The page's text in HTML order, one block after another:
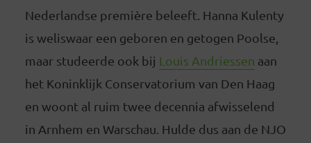
Nederlandse première beleeft. Hanna Kulenty
is weliswaar een geboren en getogen Poolse,
maar studeerde ook bij Louis Andriessen aan
het Koninklijk Conservatorium van Den Haag
en woont al ruim twee decennia afwisselend
in Arnhem en Warschau. Hulde dus aan de NJO